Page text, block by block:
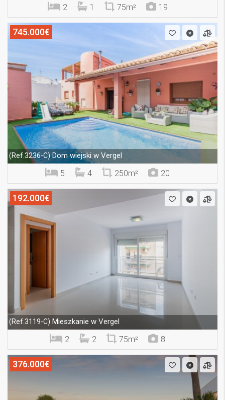
2 1 75m² 19
745.000€
(Ref.3236-C)Dom wiejski w Vergel
5 4 250m² 20
192.000€
(Ref.3119-C) Mieszkanie w Vergel
2 2 75m² 8
376.000€